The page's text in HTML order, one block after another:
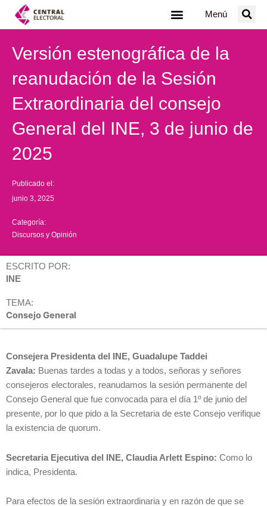
Menú
Versión estenográfica de la
reanudación de la Sesión
Extraordinaria del consejo
General del INE, 3 de junio de
2025
Publicado el:
junio 3, 2025
Categoría:
Discursos y Opinión
ESCRITO POR:
INE
TEMA:
Consejo General
Consejera Presidenta del INE, Guadalupe Taddei
Zavala: Buenas tardes a todas y a todos, señoras y señores
consejeros electorales, reanudamos la sesión permanente del
Consejo General que fue convocada para el día 1º de junio del
presente, por lo que pido a la Secretaria de este Consejo verifique
la existencia de quorum.
Secretaria Ejecutiva del INE, Claudia Arlett Espino: Como lo
indica, Presidenta.
Para efectos de la sesión extraordinaria y en razón de que se